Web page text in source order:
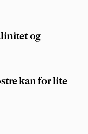
og
kan for lite